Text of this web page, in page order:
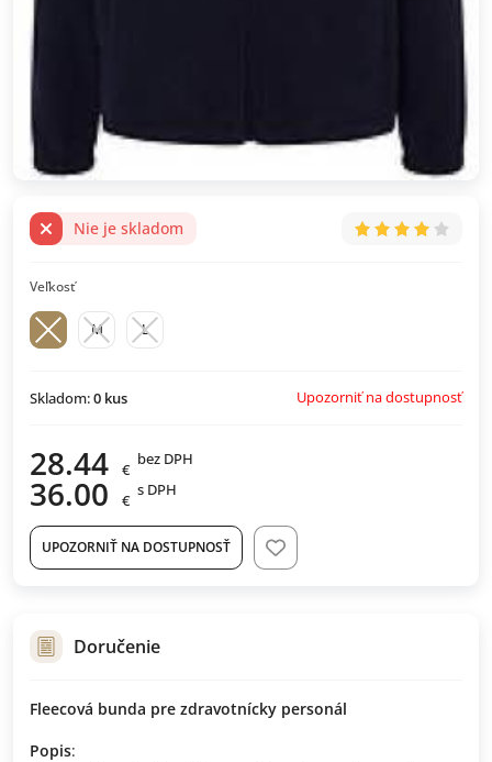
Nie je skladom
Veľkosť
M L
Skladom:0 kus Upozorniť na dostupnosť
28.44 €
bez DPH
36.00 €
s DPH
UPOZORNIŤ NA DOSTUPNOSŤ
Doručenie
Fleecová bunda pre zdravotnícky personál
Popis: